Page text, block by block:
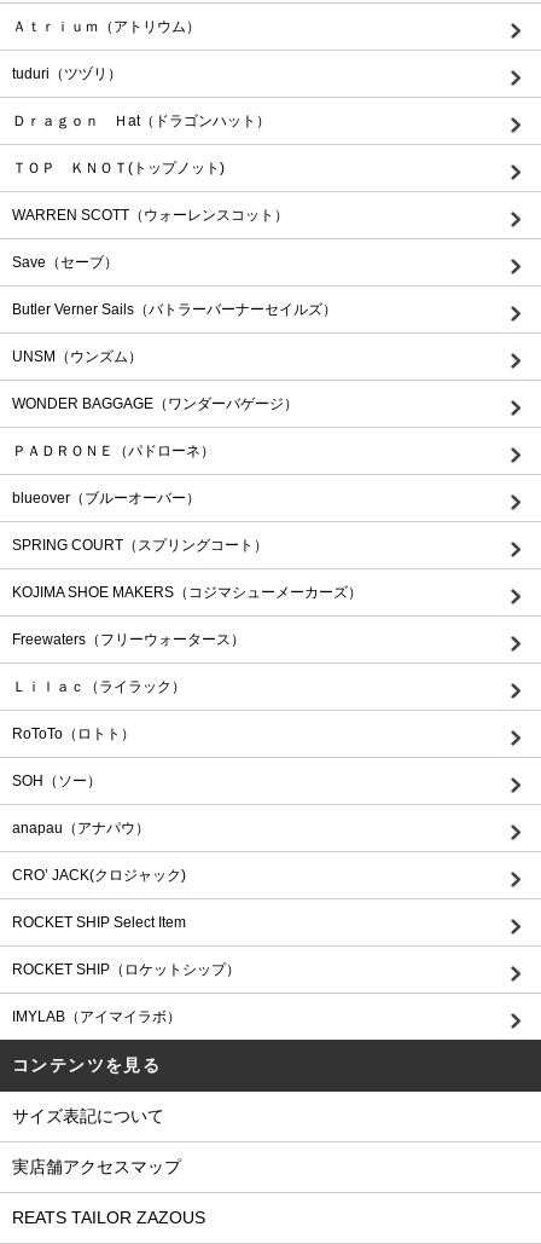
Ａｔｒｉｕｍ（アトリウム）
tuduri（ツヅリ）
Ｄｒａｇｏｎ Ｈat（ドラゴンハット）
ＴＯＰ ＫＮＯＴ(トップノット)
WARREN SCOTT（ウォーレンスコット）
Save（セーブ）
Butler Verner Sails（バトラーバーナーセイルズ）
UNSM（ウンズム）
WONDER BAGGAGE（ワンダーバゲージ）
ＰＡＤＲＯＮＥ（パドローネ）
blueover（ブルーオーバー）
SPRING COURT（スプリングコート）
KOJIMA SHOE MAKERS（コジマシューメーカーズ）
Freewaters（フリーウォータース）
Ｌｉｌａｃ（ライラック）
RoToTo（ロトト）
SOH（ソー）
anapau（アナパウ）
CRO’ JACK(クロジャック)
ROCKET SHIP Select Item
ROCKET SHIP（ロケットシップ）
IMYLAB（アイマイラボ）
コンテンツを見る
サイズ表記について
実店舗アクセスマップ
REATS TAILOR ZAZOUS